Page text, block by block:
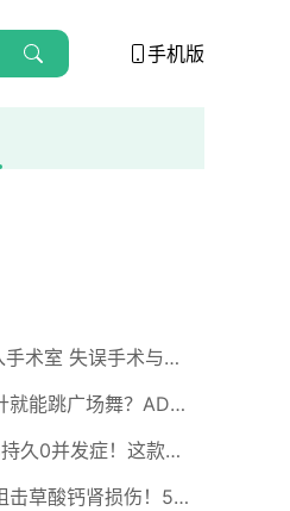
手机版
当人工智能进入手术室 失误手术与误认身体部位的报告激增
在家15秒打完针就能跳广场舞？AD患者终于赢回生活尊严！
100%成功94%持久0并发症！这款心脏消融黑科技改写房颤治疗史
首次实现双重阻击草酸钙肾损伤！5纳米纳米粒零残留修复肾功能